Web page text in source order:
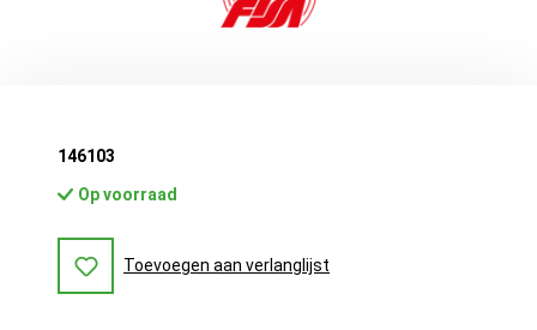
146103
Op voorraad
Toevoegen aan verlanglijst